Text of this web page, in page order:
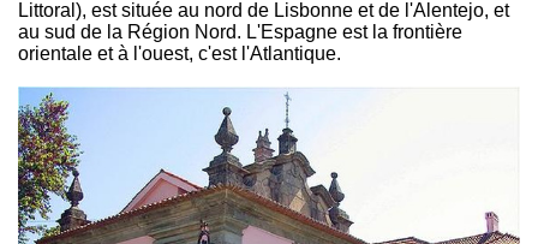
Littoral), est située au nord de Lisbonne et de l'Alentejo, et
au sud de la Région Nord. L'Espagne est la frontière
orientale et à l'ouest, c'est l'Atlantique.